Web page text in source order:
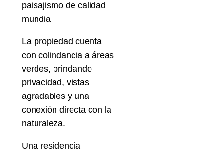
paisajismo de calidad
mundia
La propiedad cuenta
con colindancia a áreas
verdes, brindando
privacidad, vistas
agradables y una
conexión directa con la
naturaleza.
Una residencia